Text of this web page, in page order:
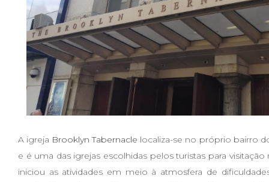
A igreja Brooklyn Tabernacle localiza-se no próprio bairro
e é uma das igrejas escolhidas pelos turistas para
iniciou as atividades em meio à atmosfera de